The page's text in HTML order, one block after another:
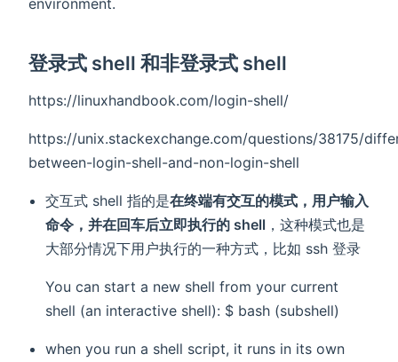
登录式 shell 和非登录式 shell
https://linuxhandbook.com/login-shell/
https://unix.stackexchange.com/questions/38175/
between-login-shell-and-non-login-shell
交互式 shell 指的是在终端有交互的模式，用户输入
命令，并在回车后立即执行的 shell ，这种模式也是
大部分情况下用户执行的一种方式，比如 ssh 登录
You can start a new shell from your current
shell (an interactive shell): $ bash (subshell)
when you run a shell script, it runs in its own